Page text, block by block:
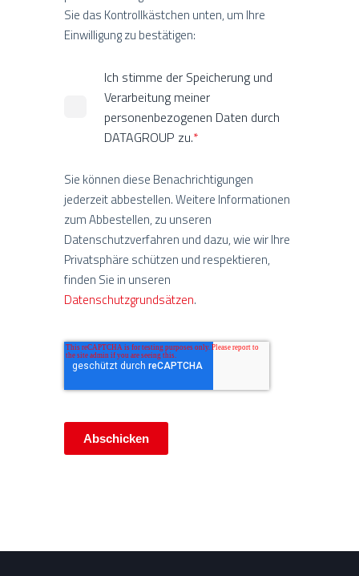
Sie das Kontrollkästchen unten, um Ihre
Einwilligung zu bestätigen:
Ich stimme der Speicherung und
Verarbeitung meiner
personenbezogenen Daten durch
DATAGROUP zu.*
Sie können diese Benachrichtigungen
jederzeit abbestellen. Weitere Informationen
zum Abbestellen, zu unseren
Datenschutzverfahren und dazu, wie wir Ihre
Privatsphäre schützen und respektieren,
finden Sie in unseren
Datenschutzgrundsätzen.
Abschicken